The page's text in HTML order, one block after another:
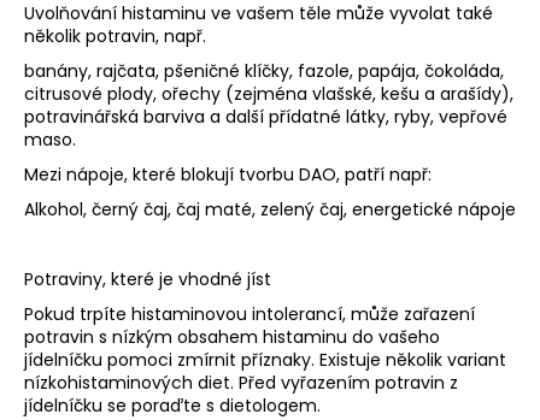
Uvolňování histaminu ve vašem těle může vyvolat také
několik potravin, např.
banány, rajčata, pšeničné klíčky, fazole, papája, čokoláda,
citrusové plody, ořechy (zejména vlašské, kešu a arašídy),
potravinářská barviva a další přídatné látky, ryby, vepřové
maso.
Mezi nápoje, které blokují tvorbu DAO, patří např:
Alkohol, černý čaj, čaj maté, zelený čaj, energetické nápoje
Potraviny, které je vhodné jíst
Pokud trpíte histaminovou intolerancí, může zařazení
potravin s nízkým obsahem histaminu do vašeho
jídelníčku pomoci zmírnit příznaky. Existuje několik variant
nízkohistaminových diet. Před vyřazením potravin z
jídelníčku se poraďte s dietologem.